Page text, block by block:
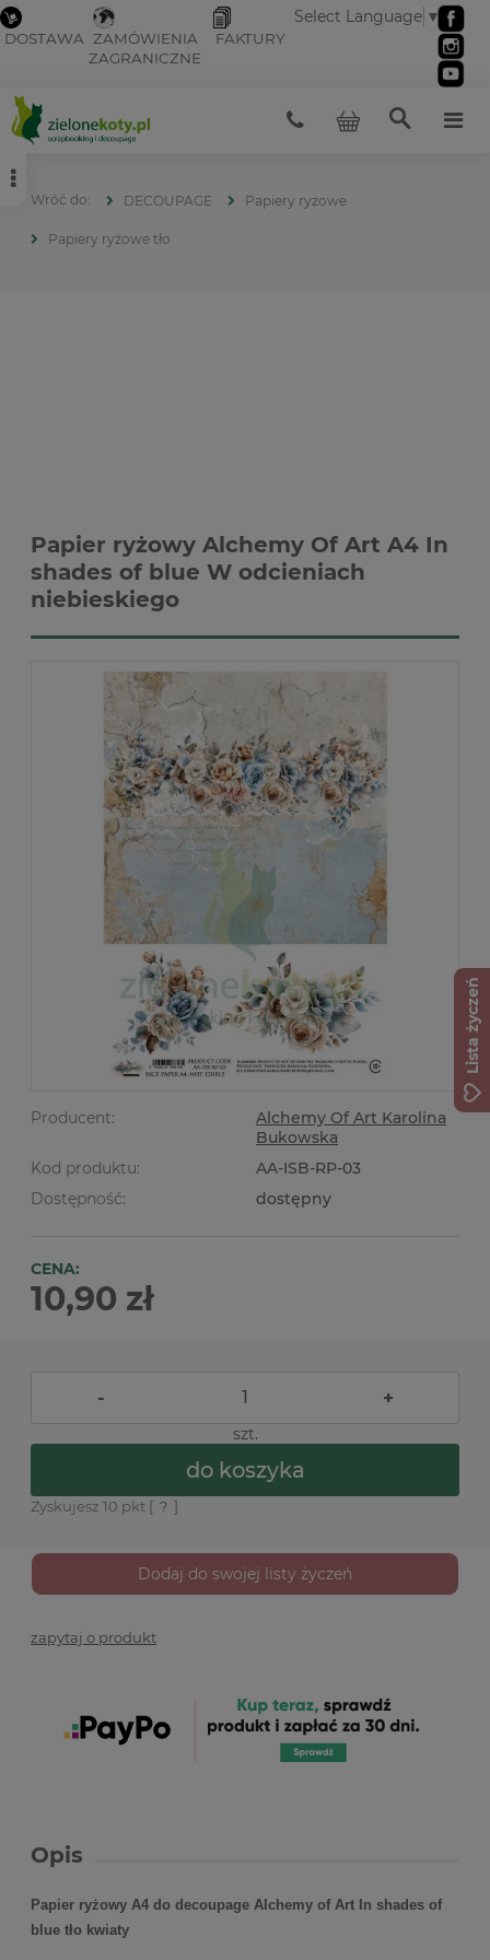
DOSTAWA ZAMÓWIENIA
ZAGRANICZNE
FAKTURY
Select Language ▼
DECOUPAGE Papiery ryżowe
Papiery ryżowe tło
Papier ryżowy Alchemy Of Art A4 In
shades of blue W odcieniach
niebieskiego
Producent:
Alchemy Of Art Karolina
Bukowska
Kod produktu:
AA-ISB-RP-03
Dostępność:
dostępny
CENA:
10,90 zł
- +
szt.
do koszyka
Zyskujesz 10 pkt [ ? ]
Dodaj do swojej listy życzeń
zapytaj o produkt
Opis
Papier ryżowy A4 do decoupage Alchemy of Art In shades of
blue tło kwiaty
Lista życzeń